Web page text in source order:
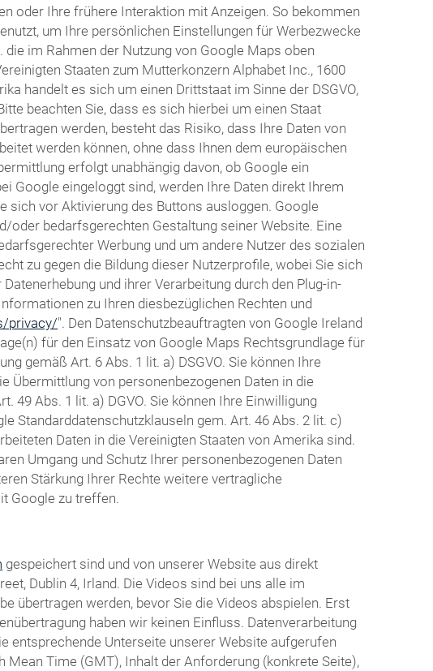
oder Ihre frühere Interaktion mit Anzeigen. So bekommen
um Ihre persönlichen Einstellungen für Werbezwecke
im Rahmen der Nutzung von Google Maps oben
Staaten zum Mutterkonzern Alphabet Inc., 1600
handelt es sich um einen Drittstaat im Sinne der DSGVO,
beachten Sie, dass es sich hierbei um einen Staat
werden, besteht das Risiko, dass Ihre Daten von
werden können, ohne dass Ihnen dem europäischen
erfolgt unabhängig davon, ob Google ein
Google eingeloggt sind, werden Ihre Daten direkt Ihrem
sich vor Aktivierung des Buttons ausloggen. Google
bedarfsgerechten Gestaltung seiner Website. Eine
Werbung und um andere Nutzer des sozialen
zu gegen die Bildung dieser Nutzerprofile, wobei Sie sich
und ihrer Verarbeitung durch den Plug-in-
zu Ihren diesbezüglichen Rechten und
privacy/". Den Datenschutzbeauftragten von Google Ireland
für den Einsatz von Google Maps Rechtsgrundlage für
gemäß Art. 6 Abs. 1 lit. a) DSGVO. Sie können Ihre
Übermittlung von personenbezogenen Daten in die
49 Abs. 1 lit. a) DGVO. Sie können Ihre Einwilligung
Standarddatenschutzklauseln gem. Art. 46 Abs. 2 lit. c)
Daten in die Vereinigten Staaten von Amerika sind.
Umgang und Schutz Ihrer personenbezogenen Daten
Stärkung Ihrer Rechte weitere vertragliche
Google zu treffen.
gespeichert sind und von unserer Website aus direkt
Dublin 4, Irland. Die Videos sind bei uns alle im
übertragen werden, bevor Sie die Videos abspielen. Erst
haben wir keinen Einfluss. Datenverarbeitung
entsprechende Unterseite unserer Website aufgerufen
Time (GMT), Inhalt der Anforderung (konkrete Seite),